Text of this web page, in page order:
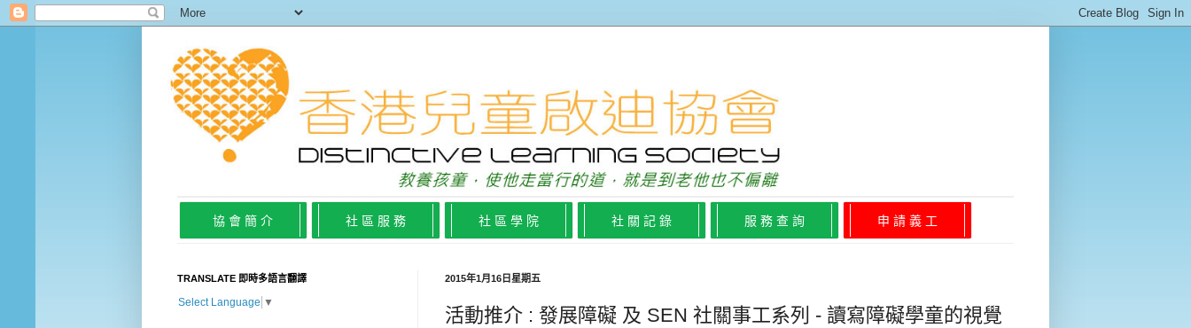
協 會 簡 介 社 區 服 務 社 區 學 院 社 關 記 錄 服 務 查 詢 申 請 義 工
2015年1月16日星期五
活動推介 : 發展障礙 及 SEN 社關事工系列 - 讀寫障礙學童的視覺
TRANSLATE 即時多語言翻譯
Select Language ▼